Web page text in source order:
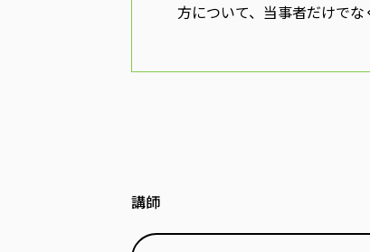
方について、当事者だけでな
講師